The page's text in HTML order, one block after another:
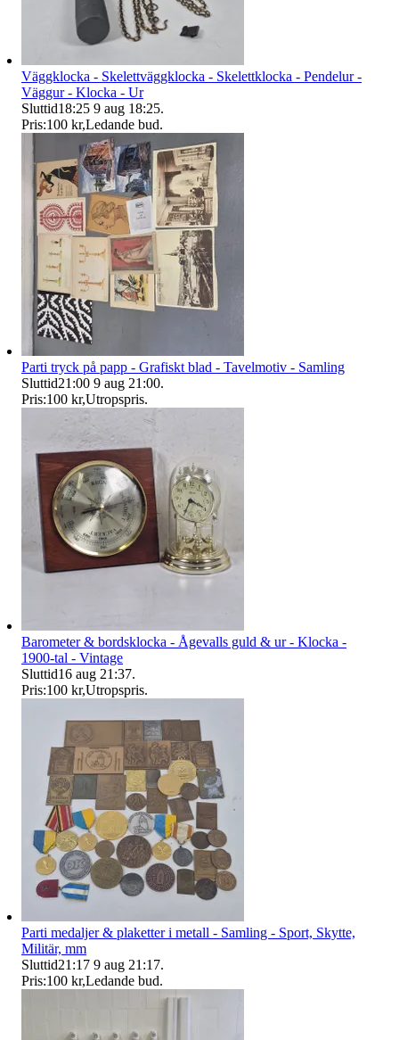
Väggklocka - Skelettväggklocka - Skelettklocka - Pendelur -
Väggur - Klocka - Ur
Sluttid18:25 9 aug 18:25.
Pris:100 kr,Ledande bud.
Parti tryck på papp - Grafiskt blad - Tavelmotiv - Samling
Sluttid21:00 9 aug 21:00.
Pris:100 kr,Utropspris.
Barometer & bordsklocka - Ågevalls guld & ur - Klocka -
1900-tal - Vintage
Sluttid16 aug 21:37.
Pris:100 kr,Utropspris.
Parti medaljer & plaketter i metall - Samling - Sport, Skytte,
Militär, mm
Sluttid21:17 9 aug 21:17.
Pris:100 kr,Ledande bud.